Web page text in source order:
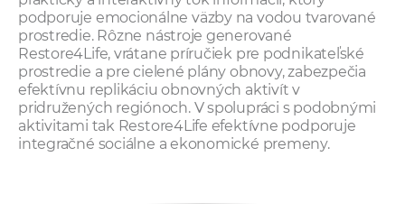
podporuje emocionálne väzby na vodou tvarované
prostredie. Rôzne nástroje generované
Restore4Life, vrátane príručiek pre podnikateľské
prostredie a pre cielené plány obnovy, zabezpečia
efektívnu replikáciu obnovných aktivít v
pridružených regiónoch. V spolupráci s podobnými
aktivitami tak Restore4Life efektívne podporuje
integračné sociálne a ekonomické premeny.